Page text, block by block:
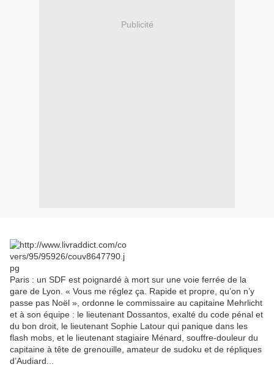
Publicité
Paris : un SDF est poignardé à mort sur une voie ferrée de la
gare de Lyon. « Vous me réglez ça. Rapide et propre, qu’on n’y
passe pas Noël », ordonne le commissaire au capitaine Mehrlicht
et à son équipe : le lieutenant Dossantos, exalté du code pénal et
du bon droit, le lieutenant Sophie Latour qui panique dans les
flash mobs, et le lieutenant stagiaire Ménard, souffre-douleur du
capitaine à tête de grenouille, amateur de sudoku et de répliques
d’Audiard...